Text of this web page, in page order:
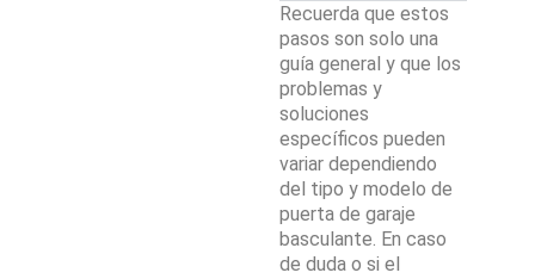
Recuerda que estos
pasos son solo una
guía general y que los
problemas y
soluciones
específicos pueden
variar dependiendo
del tipo y modelo de
puerta de garaje
basculante. En caso
de duda o si el